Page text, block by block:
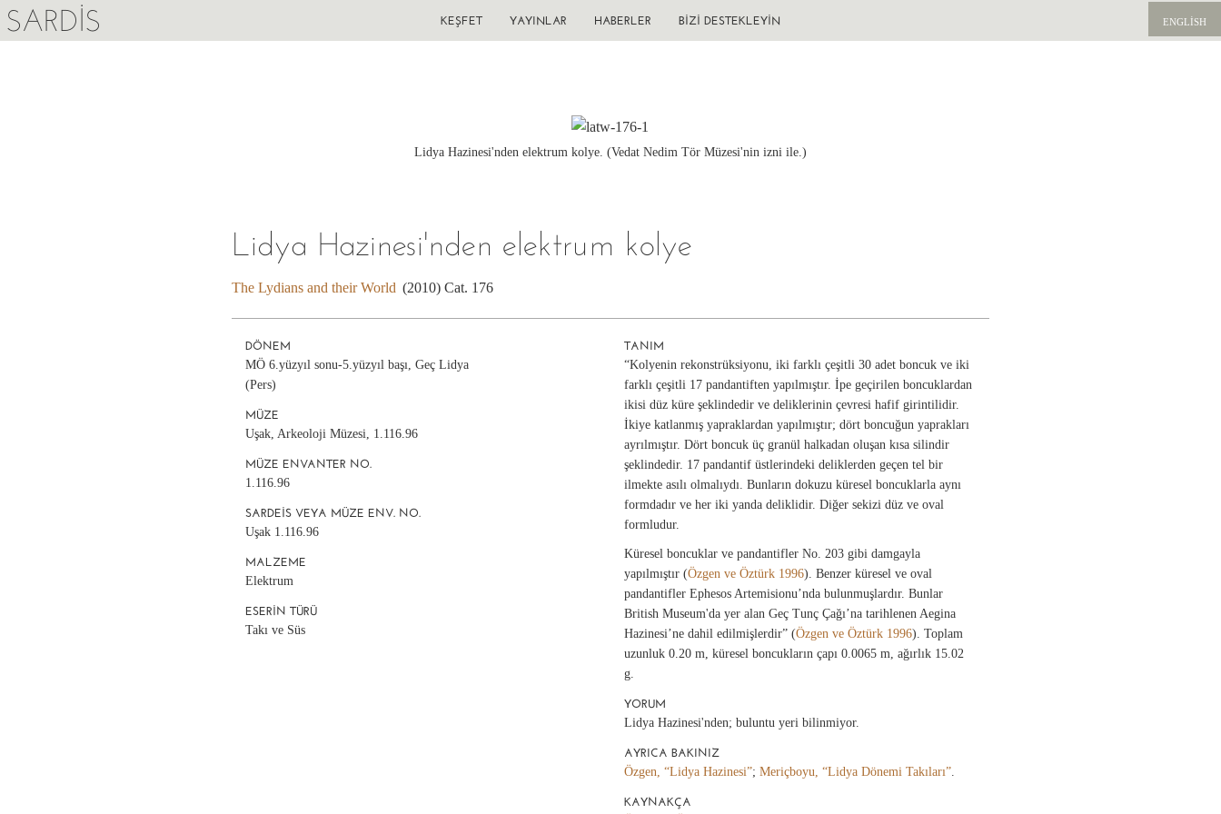
SARDIS ENGLISH
KEŞFET YAYINLAR HABERLER BIZI DESTEKLEYIN
Lidya Hazinesi'nden elektrum kolye. (Vedat Nedim Tör Müzesi'nin izni ile.)
Lidya Hazinesi'nden elektrum kolye
The Lydians and their World (2010) Cat. 176
DÖNEM
MÖ 6.yüzyıl sonu-5.yüzyıl başı, Geç Lidya
(Pers)
MÜZE
Uşak, Arkeoloji Müzesi, 1.116.96
MÜZE ENVANTER NO.
1.116.96
SARDEIS VEYA MÜZE ENV. NO.
Uşak 1.116.96
MALZEME
Elektrum
ESERIN TÜRÜ
Takı ve Süs
TANIM
“Kolyenin rekonstrüksiyonu, iki farklı çeşitli 30 adet boncuk ve iki
farklı çeşitli 17 pandantiften yapılmıştır. İpe geçirilen boncuklardan
ikisi düz küre şeklindedir ve deliklerinin çevresi hafif girintilidir.
İkiye katlanmış yapraklardan yapılmıştır; dört boncuğun yaprakları
ayrılmıştır. Dört boncuk üç granül halkadan oluşan kısa silindir
şeklindedir. 17 pandantif üstlerindeki deliklerden geçen tel bir
ilmekte asılı olmalıydı. Bunların dokuzu küresel boncuklarla aynı
formdadır ve her iki yanda deliklidir. Diğer sekizi düz ve oval
formludur.
Küresel boncuklar ve pandantifler No. 203 gibi damgayla
yapılmıştır (Özgen ve Öztürk 1996). Benzer küresel ve oval
pandantifler Ephesos Artemisionu’nda bulunmuşlardır. Bunlar
British Museum'da yer alan Geç Tunç Çağı’na tarihlenen Aegina
Hazinesi’ne dahil edilmişlerdir” (Özgen ve Öztürk 1996). Toplam
uzunluk 0.20 m, küresel boncukların çapı 0.0065 m, ağırlık 15.02
g.
YORUM
Lidya Hazinesi'nden; buluntu yeri bilinmiyor.
AYRICA BAKINIZ
Özgen, “Lidya Hazinesi”; Meriçboyu, “Lidya Dönemi Takıları”.
KAYNAKÇA